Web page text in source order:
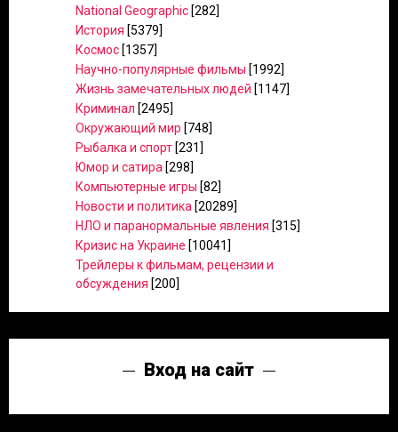
National Geographic [282]
История [5379]
Космос [1357]
Научно-популярные фильмы [1992]
Жизнь замечательных людей [1147]
Криминал [2495]
Окружающий мир [748]
Рыбалка и спорт [231]
Юмор и сатира [298]
Компьютерные игры [82]
Новости и политика [20289]
НЛО и паранормальные явления [315]
Кризис на Украине [10041]
Трейлеры к фильмам, рецензии и
обсуждения [200]
Вход на сайт